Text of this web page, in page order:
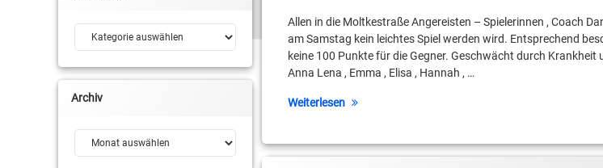
Allen in die Moltkestraße Angereisten – Spielerinnen , Coach
am Samstag kein leichtes Spiel werden wird. Entsprechend
keine 100 Punkte für die Gegner. Geschwächt durch Krankheit
Anna Lena , Emma , Elisa , Hannah , …
Weiterlesen
Kategorien
Archiv
Archiv